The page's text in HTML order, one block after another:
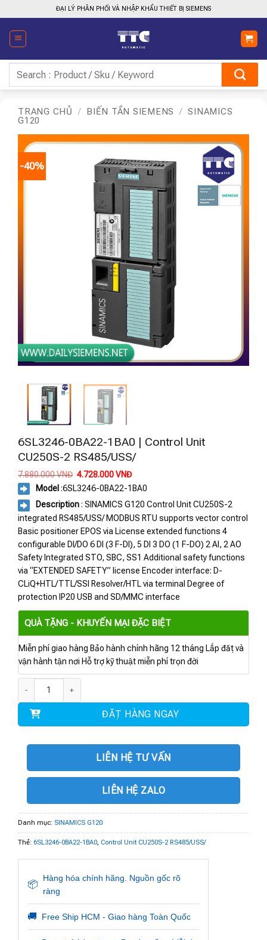
qua
nội
dung
ĐẠI LÝ PHÂN PHỐI VÀ NHẬP KHẨU THIẾT BỊ SIEMENS
kiếm:
TRANG CHỦ / BIẾN TẦN SIEMENS / SINAMICS
G120
-40%
6SL3246-0BA22-1BA0 | Control Unit
CU250S-2 RS485/USS/
7.880.000VNĐ Giá
là:
7.880.000 VNĐ.
4.728.000VNĐGiá
tại
là:
4.728.000 VNĐ.
Model :6SL3246-0BA22-1BA0
Description: SINAMICS G120 Control Unit CU250S-2
integrated RS485/USS/ MODBUS RTU supports vector control
Basic positioner EPOS via License extended functions 4
configurable DI/DO 6 DI (3 F-DI), 5 DI 3 DO (1 F-DO) 2 AI, 2 AO
Safety Integrated STO, SBC, SS1 Additional safety functions
via “EXTENDED SAFETY” license Encoder interface: D-
CLiQ+HTL/TTL/SSI Resolver/HTL via terminal Degree of
protection IP20 USB and SD/MMC interface
QUÀ TẶNG - KHUYẾN MẠI ĐẶC BIỆT
Miễn phí giao hàng Bảo hành chính hãng 12 tháng Lắp đặt và
vận hành tận nơi Hỗ trợ kỹ thuật miễn phí trọn đời
ĐẶT HÀNG NGAY
LIÊN HỆ TƯ VẤN
LIÊN HỆ ZALO
Danh mục: SINAMICS G120
Thẻ: 6SL3246-0BA22-1BA0, Control Unit CU250S-2 RS485/USS/
📦
Hàng hóa chính hãng. Nguồn gốc rõ
ràng
🚚 Free Ship HCM - Giao hàng Toàn Quốc